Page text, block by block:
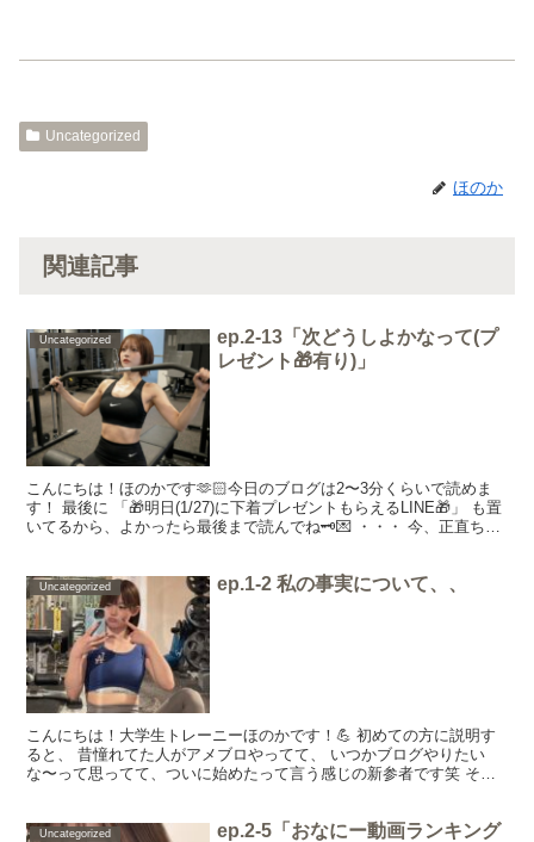
Uncategorized
ほのか
関連記事
Uncategorized
ep.2-13「次どうしよかなって(プ
レゼント🎁有り)」
こんにちは！ほのかです🫶🏻今日のブログは2〜3分くらいで読めま
す！ 最後に 「🎁明日(1/27)に下着プレゼントもらえるLINE🎁」 も置
いてるから、よかったら最後まで読んでね🗝️💌 ・・・ 今、正直ちょ
Uncategorized ep.1-2 私の事実について、、
こんにちは！大学生トレーニーほのかです！💪 初めての方に説明す
ると、 昔憧れてた人がアメブロやってて、 いつかブログやりたい
な〜って思ってて、ついに始めたって言う感じの新参者です笑 それ
Uncategorized
ep.2-5「おなにー動画ランキング